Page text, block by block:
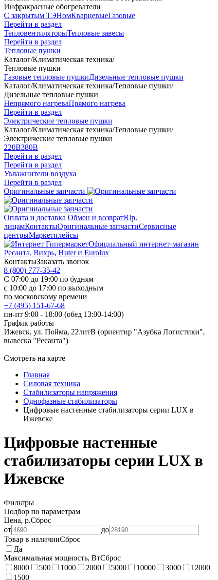
Инфракрасные обогреватели
С закрытым ТЭНомКварцевыеГазовые
Перейти в раздел
ТепловентиляторыТепловые завесы
Перейти в раздел
Тепловые пушки
Каталог/Климатическая техника/
Тепловые пушки
Газовые тепловые пушкиДизельные тепловые пушки
Каталог/Климатическая техника/Тепловые пушки/
Дизельные тепловые пушки
Непрямого нагреваПрямого нагрева
Перейти в раздел
Электрические тепловые пушки
Каталог/Климатическая техника/Тепловые пушки/
Электрические тепловые пушки
220В380В
Перейти в раздел
Перейти в раздел
Увлажнители воздуха
Перейти в раздел
Оригинальные запчасти
Оплата и доставка Обмен и возвратЮр.
лицамКонтактыОригинальные запчастиСервисные
центрыМаркетплейсы
Официальный интернет-магазин
Ресанта, Вихрь, Huter и Eurolux
КонтактыЗаказать звонок
8 (800) 777-35-42
С 07:00 до 19:00 по будням
с 10:00 до 17:00 по выходным
по московскому времени
+7 (495) 151-67-68
пн-пт 9:00 - 18:00 (обед 13:00-14:00)
График работы
Ижевск, ул. Пойма, 22литВ (ориентир "Азубка Логистики",
вывеска "Ресанта")
Смотреть на карте
Главная
Силовая техника
Стабилизаторы напряжения
Однофазные стабилизаторы
Цифровые настенные стабилизаторы серии LUX в
Ижевске
Цифровые настенные
стабилизаторы серии LUX в
Ижевске
Фильтры
Подбор по параметрам
Цена, р.Сброс
от
до
Товар в наличииСброс
Да
Максимальная мощность, ВтСброс
8000
500 1000 2000 5000 10000 3000
12000
1500